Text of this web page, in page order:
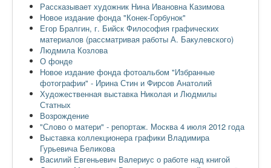
Рассказывает художник Нина Ивановна Казимова
Новое издание фонда "Конек-Горбунок"
Егор Бралгин, г. Бийск Философия графических
материалов (рассматривая работы А. Бакулевского)
Людмила Козлова
О фонде
Новое издание фонда фотоальбом "Избранные
фотографии" - Ирина Стин и Фирсов Анатолий
Художественная выставка Николая и Людмилы
Статных
Возрождение
"Слово о матери" - репортаж. Москва 4 июля 2012 года
Выставка коллекционера графики Владимира
Гурьевича Беликова
Василий Евгеньевич Валериус о работе над книгой